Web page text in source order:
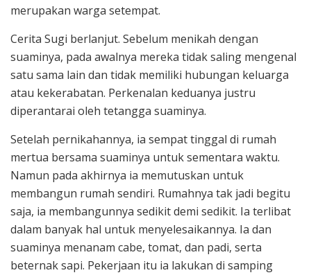
merupakan warga setempat.
Cerita Sugi berlanjut. Sebelum menikah dengan
suaminya, pada awalnya mereka tidak saling mengenal
satu sama lain dan tidak memiliki hubungan keluarga
atau kekerabatan. Perkenalan keduanya justru
diperantarai oleh tetangga suaminya.
Setelah pernikahannya, ia sempat tinggal di rumah
mertua bersama suaminya untuk sementara waktu.
Namun pada akhirnya ia memutuskan untuk
membangun rumah sendiri. Rumahnya tak jadi begitu
saja, ia membangunnya sedikit demi sedikit. Ia terlibat
dalam banyak hal untuk menyelesaikannya. Ia dan
suaminya menanam cabe, tomat, dan padi, serta
beternak sapi. Pekerjaan itu ia lakukan di samping